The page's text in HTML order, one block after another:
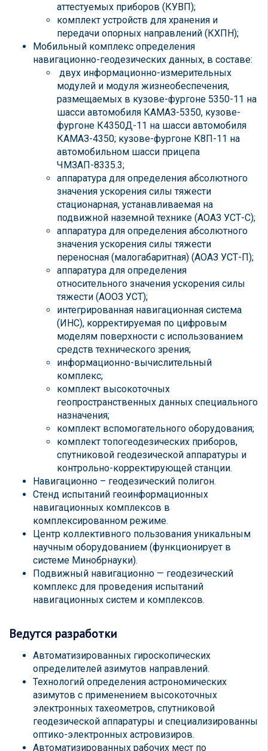
аттестуемых приборов (КУВП);
комплект устройств для хранения и
передачи опорных направлений (КХПН);
Мобильный комплекс определения
навигационно-геодезических данных, в составе:
двух информационно-измерительных
модулей и модуля жизнеобеспечения,
размещаемых в кузове-фургоне 5350-11 на
шасси автомобиля КАМАЗ-5350, кузове-
фургоне К4350Д-11 на шасси автомобиля
КАМАЗ-4350; кузове-фургоне К8П-11 на
автомобильном шасси прицепа
ЧМЗАП-8335.3;
аппаратура для определения абсолютного
значения ускорения силы тяжести
стационарная, устанавливаемая на
подвижной наземной технике (АОАЗ УСТ-С);
аппаратура для определения абсолютного
значения ускорения силы тяжести
переносная (малогабаритная) (АОАЗ УСТ-П);
аппаратура для определения
относительного значения ускорения силы
тяжести (АООЗ УСТ);
интегрированная навигационная система
(ИНС), корректируемая по цифровым
моделям поверхности с использованием
средств технического зрения;
информационно-вычислительный
комплекс;
комплект высокоточных
геопространственных данных специального
назначения;
комплект вспомогательного оборудования;
комплект топогеодезических приборов,
спутниковой геодезической аппаратуры и
контрольно-корректирующей станции.
Навигационно – геодезический полигон.
Стенд испытаний геоинформационных
навигационных комплексов в
комплексированном режиме.
Центр коллективного пользования уникальным
научным оборудованием (функционирует в
системе Минобрнауки).
Подвижный навигационно — геодезический
комплекс для проведения испытаний
навигационных систем и комплексов.
Ведутся разработки
Автоматизированных гироскопических
определителей азимутов направлений.
Технологий определения астрономических
азимутов с применением высокоточных
электронных тахеометров, спутниковой
геодезической аппаратуры и специализированны
оптико-электронных астровизиров.
Автоматизированных рабочих мест по